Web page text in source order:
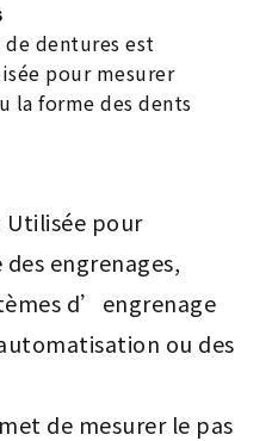
de dentures est
pour mesurer
la forme des dents
Utilisée pour
engrenages,
d’engrenage
ou des
de mesurer le pas